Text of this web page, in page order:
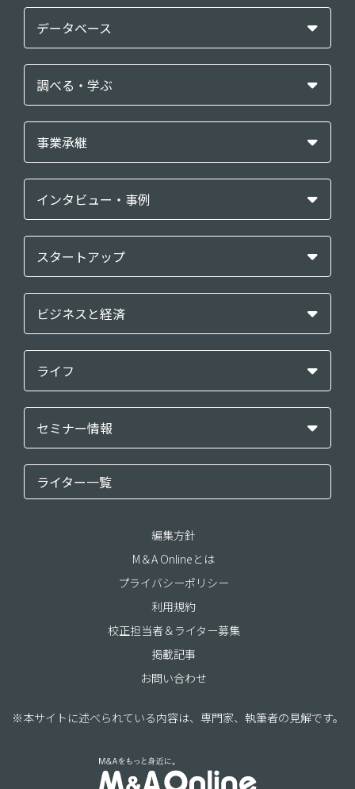
データベース
調べる・学ぶ
事業承継
インタビュー・事例
スタートアップ
ビジネスと経済
ライフ
セミナー情報
ライター一覧
編集方針
M＆A Onlineとは
プライバシーポリシー
利用規約
校正担当者＆ライター募集
掲載記事
お問い合わせ
※本サイトに述べられている内容は、専門家、執筆者の見解です。